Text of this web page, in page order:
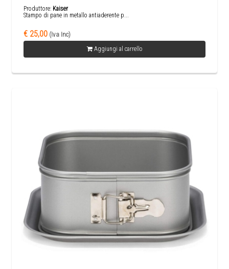
Produttore: Kaiser
Stampo di pane in metallo antiaderente p...
€ 25,00 (Iva Inc)
Aggiungi al carrello